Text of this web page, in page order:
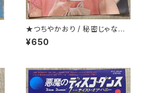
★つちやかおり / 秘密じゃない
けど秘密
¥650